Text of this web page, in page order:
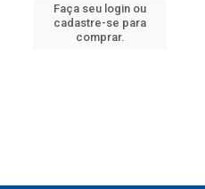
Faça seu login ou
cadastre-se para
comprar.